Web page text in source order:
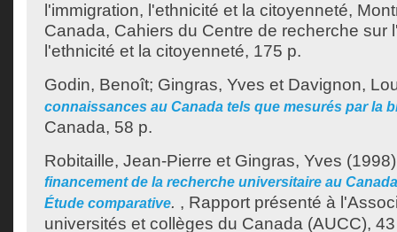
l'immigration, l'ethnicité et la citoyenneté,
Canada, Cahiers du Centre de recherche sur
l'ethnicité et la citoyenneté, 175 p.
Godin, Benoît; Gingras, Yves et Davignon,
connaissances au Canada tels que mesurés par la
Canada, 58 p.
Robitaille, Jean-Pierre et Gingras, Yves
financement de la recherche universitaire au
Étude comparative. , Rapport présenté à
universités et collèges du Canada (AUCC),